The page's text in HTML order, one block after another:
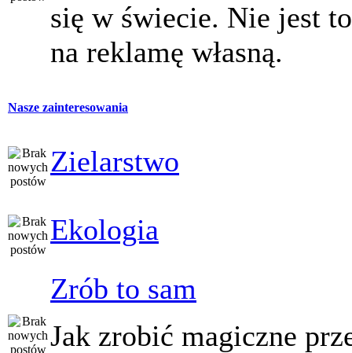
się w świecie. Nie jest
na reklamę własną.
Nasze zainteresowania
Zielarstwo
Ekologia
Zrób to sam
Jak zrobić magiczne